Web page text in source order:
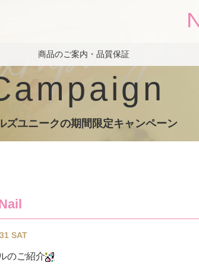
商品のご案内・品質保証
ズユニークの期間限定キャンペーン
SAT
のご紹介